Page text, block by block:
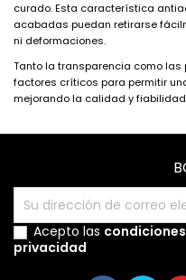
curado. Esta característica
acabadas puedan retirarse
ni deformaciones.
Tanto la transparencia como
factores críticos para permitir
mejorando la calidad y
Acepto las
privacidad